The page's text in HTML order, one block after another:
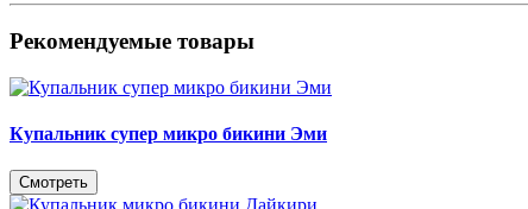
Рекомендуемые товары
Купальник супер микро бикини Эми
Смотреть